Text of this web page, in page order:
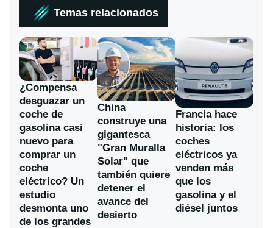
Temas relacionados
¿Compensa
desguazar un
coche de
gasolina casi
nuevo para
comprar un
coche
eléctrico? Un
estudio
desmonta uno
de los grandes
China
construye una
gigantesca
"Gran Muralla
Solar" que
también quiere
detener el
avance del
desierto
Francia hace
historia: los
coches
eléctricos ya
venden más
que los
gasolina y el
diésel juntos